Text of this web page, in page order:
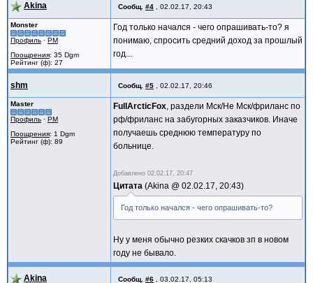
Akina Сообщ. #4 02.02.17, 20:43
Monster
Профиль · PM
Поощрения: 35 Dgm
Рейтинг (ф): 27
Год только начался - чего опрашивать-то? я
понимаю, спросить средний доход за прошлый
год...
shm Сообщ. #5 02.02.17, 20:46
Master
Профиль · PM
Поощрения: 1 Dgm
Рейтинг (ф): 89
FullArcticFox, раздели Мск/Не Мск/фриланс по
рф/фриланс на забугорных заказчиков. Иначе
получаешь среднюю температуру по
больнице.
Добавлено 02.02.17, 20:47
Цитата Akina @ 02.02.17, 20:43
Год только начался - чего опрашивать-то?
Ну у меня обычно резких скачков зп в новом
году не бывало.
Akina Сообщ. #6 03.02.17, 05:13